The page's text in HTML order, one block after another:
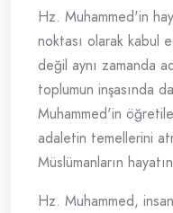
Hz. Muhammed'in
noktası olarak kabul
değil aynı zamanda
toplumun inşasında
Muhammed'in
adaletin temellerini
Müslümanların
Hz. Muhammed,